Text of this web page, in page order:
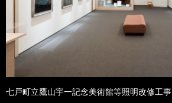
七戸町立鷹山宇一記念美術館等照明改修工事